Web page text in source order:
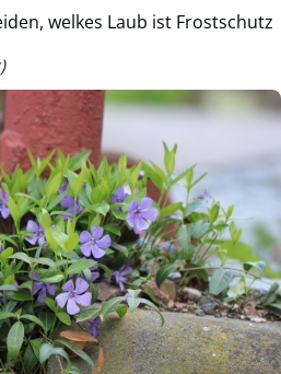
welkes Laub ist Frostschutz